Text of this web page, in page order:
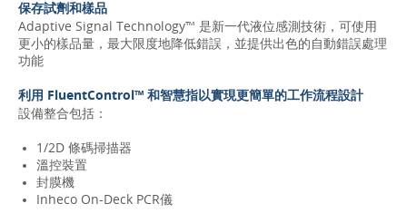
保存試劑和樣品
Adaptive Signal Technology™ 是新一代液位感測技術，可使用
更小的樣品量，最大限度地降低錯誤，並提供出色的自動錯誤處理
功能
利用 FluentControl™ 和智慧指以實現更簡單的工作流程設計
設備整合包括：
1/2D 條碼掃描器
溫控裝置
封膜機
Inheco On-Deck PCR儀